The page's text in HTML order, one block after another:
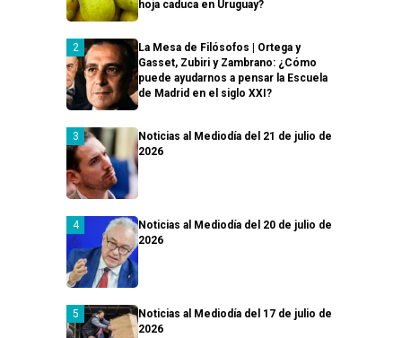
hoja caduca en Uruguay?
La Mesa de Filósofos | Ortega y
Gasset, Zubiri y Zambrano: ¿Cómo
puede ayudarnos a pensar la Escuela
de Madrid en el siglo XXI?
Noticias al Mediodía del 21 de julio de
2026
Noticias al Mediodía del 20 de julio de
2026
Noticias al Mediodía del 17 de julio de
2026